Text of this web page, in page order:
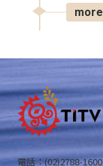
more
電話：(02)2788-1600